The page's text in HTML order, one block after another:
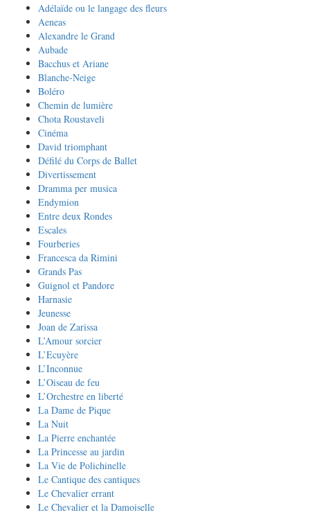
Adélaïde ou le langage des fleurs
Aeneas
Alexandre le Grand
Aubade
Bacchus et Ariane
Blanche-Neige
Boléro
Chemin de lumière
Chota Roustaveli
Cinéma
David triomphant
Défilé du Corps de Ballet
Divertissement
Dramma per musica
Endymion
Entre deux Rondes
Escales
Fourberies
Francesca da Rimini
Grands Pas
Guignol et Pandore
Harnasie
Jeunesse
Joan de Zarissa
L’Amour sorcier
L’Ecuyère
L’Inconnue
L’Oiseau de feu
L’Orchestre en liberté
La Dame de Pique
La Nuit
La Pierre enchantée
La Princesse au jardin
La Vie de Polichinelle
Le Cantique des cantiques
Le Chevalier errant
Le Chevalier et la Damoiselle